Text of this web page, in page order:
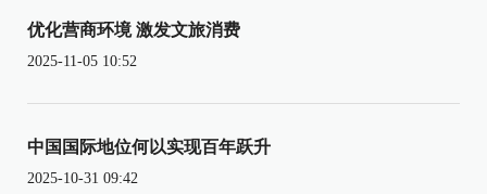
优化营商环境 激发文旅消费
2025-11-05 10:52
中国国际地位何以实现百年跃升
2025-10-31 09:42